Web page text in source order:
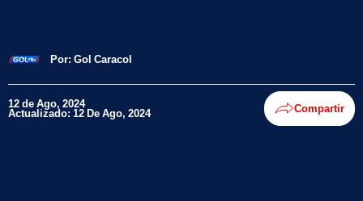
Por: Gol Caracol
12 de Ago, 2024
Actualizado: 12 De Ago, 2024 Compartir